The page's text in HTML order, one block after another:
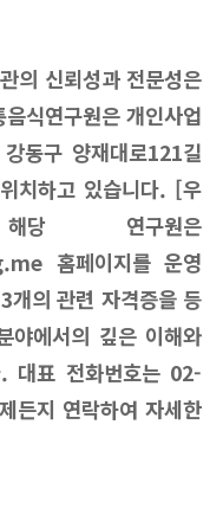
의 신뢰성과 전문성은
식연구원은 개인사업
동구 양재대로121길
치하고 있습니다. [우
연구원은
홈페이지를 운영
개의 관련 자격증을 등
야에서의 깊은 이해와
대표 전화번호는 02-
든지 연락하여 자세한